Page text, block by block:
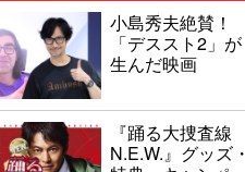
小島秀夫絶賛！
「デススト2」が
生んだ映画
『踊る大捜査線
N.E.W.』グッズ・